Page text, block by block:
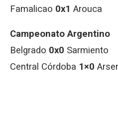
Famalicao 0x1 Arouca
Campeonato Argentino
Belgrado 0x0 Sarmiento
Central Córdoba 1×0